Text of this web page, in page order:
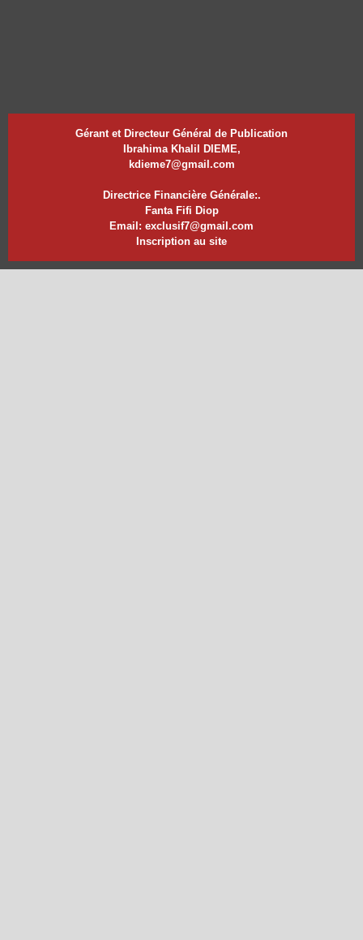
Gérant et Directeur Général de Publication
Ibrahima Khalil DIEME,
kdieme7@gmail.com
Directrice Financière Générale:.
Fanta Fifi Diop
Email: exclusif7@gmail.com
Inscription au site